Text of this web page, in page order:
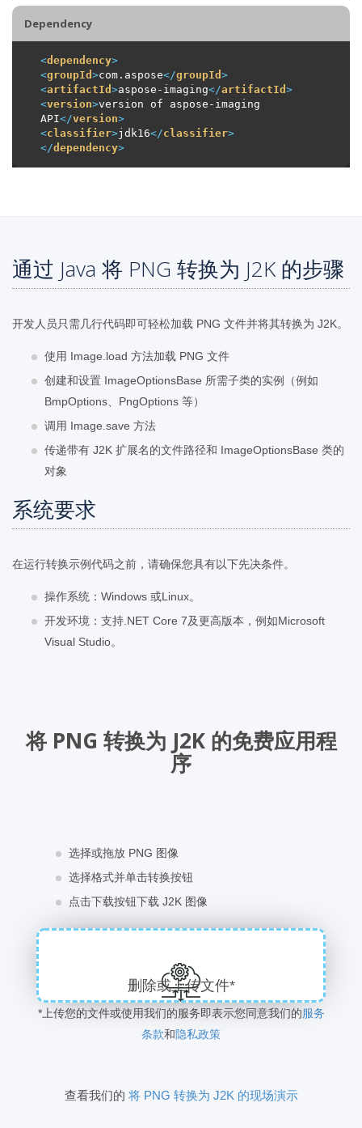
Dependency
<dependency>
<groupId >com.aspose</groupId >
<artifactId >aspose-imaging</artifactId >
<version>version of aspose-imaging
API</version>
<classifier>jdk16</classifier>
</dependency>
通过 Java 将 PNG 转换为 J2K 的步骤
开发人员只需几行代码即可轻松加载 PNG 文件并将其转换为 J2K。
使用 Image.load 方法加载 PNG 文件
创建和设置 ImageOptionsBase 所需子类的实例（例如
BmpOptions、PngOptions 等）
调用 Image.save 方法
传递带有 J2K 扩展名的文件路径和 ImageOptionsBase 类的
对象
系统要求
在运行转换示例代码之前，请确保您具有以下先决条件。
操作系统：Windows 或Linux。
开发环境：支持.NET Core 7及更高版本，例如Microsoft
Visual Studio。
将 PNG 转换为 J2K 的免费应用程
序
选择或拖放 PNG 图像
选择格式并单击转换按钮
点击下载按钮下载 J2K 图像
删除或上传文件*
*上传您的文件或使用我们的服务即表示您同意我们的服务
条款和隐私政策
查看我们的 将 PNG 转换为 J2K 的现场演示